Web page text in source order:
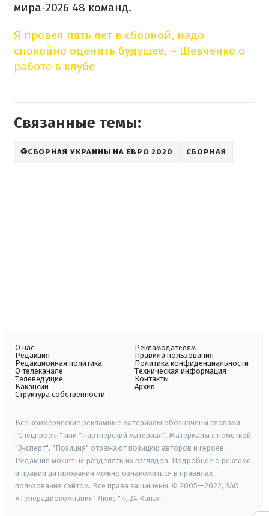
мира-2026 48 команд.
Я провел пять лет в сборной, надо
спокойно оценить будущее, – Шевченко о
работе в клубе
Связанные темы:
⚽СБОРНАЯ УКРАИНЫ НА ЕВРО 2020 СБОРНАЯ
О нас
Редакция
Редакционная политика
О телеканале
Телеведущие
Вакансии
Структура собственности
Рекламодателям
Правила пользования
Политика конфиденциальности
Техническая информация
Контакты
Архив
Все коммерческие рекламные материалы обозначены словами
"Спецпроект" или "Партнерский материал". Материалы с пометкой
"Эксперт", "Позиция" отражают позицию авторов и героев.
Редакция может не разделять их взглядов. Подробнее о рекламе
и правил цитирования можно ознакомиться в правилах
пользования сайтом. Все права защищены. © 2005—2022, ЗАО
«Телерадиокомпания" Люкс "», 24 Канал.